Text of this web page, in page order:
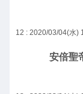
12 : 2020/03/04(水)
安倍聖